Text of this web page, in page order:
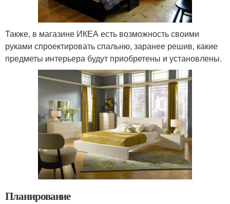
Также, в магазине ИКЕА есть возможность своими
руками спроектировать спальню, заранее решив, какие
предметы интерьера будут приобретены и установлены.
Планирование